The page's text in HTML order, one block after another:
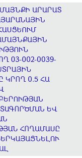
ԱՐԱՐԱՏ
03-002-0039-
ԿՐՈՂ 0.5 ՀԱ
ԵՎ
ՀՈՂԱՄԱՍԸ